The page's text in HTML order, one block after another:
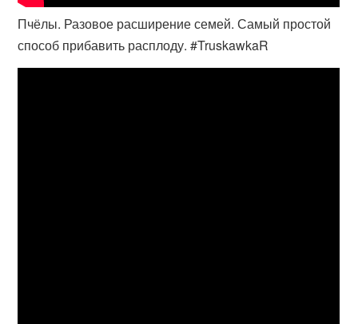
Пчёлы. Разовое расширение семей. Самый простой
способ прибавить расплоду. #TruskawkaR